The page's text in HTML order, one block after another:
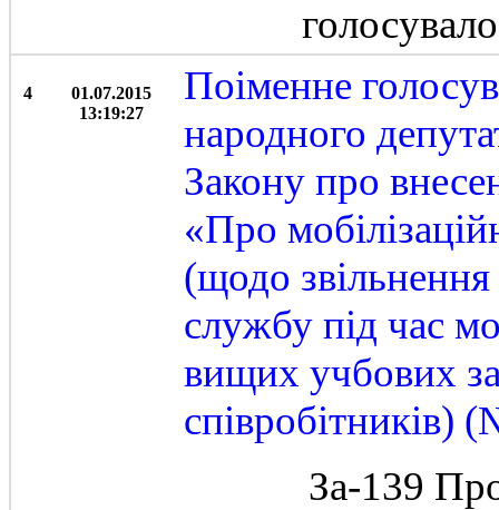
4
01.07.2015
13:19:27
Поіменне
народного
Закону про
«Про
(щодо звільнення
службу під час
вищих учбових
співробітників)
За-139